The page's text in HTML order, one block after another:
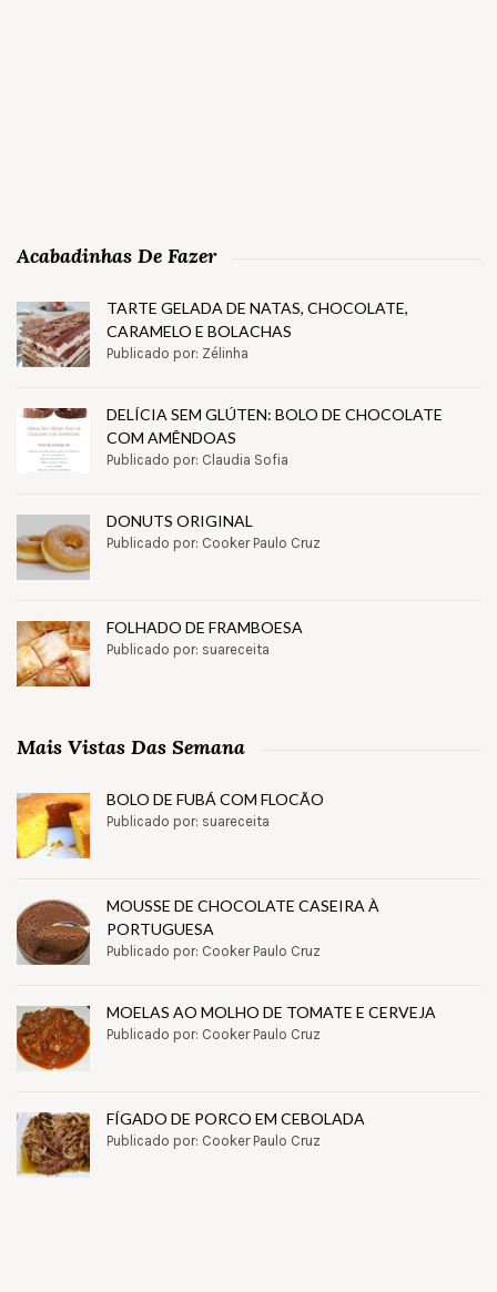
Acabadinhas De Fazer
TARTE GELADA DE NATAS, CHOCOLATE,
CARAMELO E BOLACHAS
Publicado por: Zélinha
DELÍCIA SEM GLÚTEN: BOLO DE CHOCOLATE
COM AMÊNDOAS
Publicado por: Claudia Sofia
DONUTS ORIGINAL
Publicado por: Cooker Paulo Cruz
FOLHADO DE FRAMBOESA
Publicado por: suareceita
Mais Vistas Das Semana
BOLO DE FUBÁ COM FLOCÃO
Publicado por: suareceita
MOUSSE DE CHOCOLATE CASEIRA À
PORTUGUESA
Publicado por: Cooker Paulo Cruz
MOELAS AO MOLHO DE TOMATE E CERVEJA
Publicado por: Cooker Paulo Cruz
FÍGADO DE PORCO EM CEBOLADA
Publicado por: Cooker Paulo Cruz